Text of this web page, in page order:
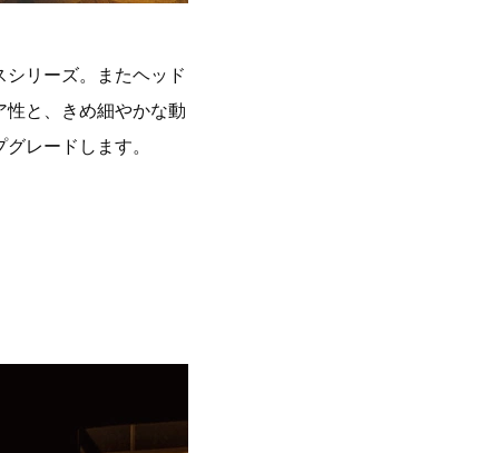
リーズ。またヘッド
と、きめ細やかな動
レードします。